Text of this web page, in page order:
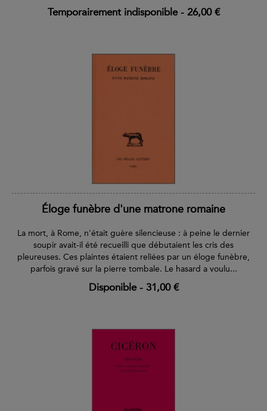
Temporairement indisponible- 26,00 €
Éloge funèbre d'une matrone romaine
La mort, à Rome, n'était guère silencieuse : à peine le dernier
soupir avait-il été recueilli que débutaient les cris des
pleureuses. Ces plaintes étaient reliées par un éloge funèbre,
parfois gravé sur la pierre tombale. Le hasard a voulu...
Disponible- 31,00 €